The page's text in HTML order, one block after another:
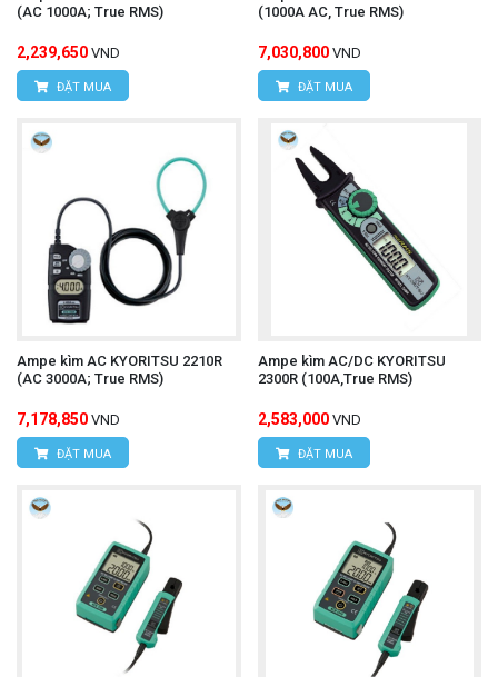
(AC 1000A; True RMS)
2,239,650 VND
ĐẶT MUA
(1000A AC, True RMS)
7,030,800 VND
ĐẶT MUA
Ampe kìm AC KYORITSU 2210R
(AC 3000A; True RMS)
7,178,850 VND
ĐẶT MUA
Ampe kìm AC/DC KYORITSU
2300R (100A,True RMS)
2,583,000 VND
ĐẶT MUA